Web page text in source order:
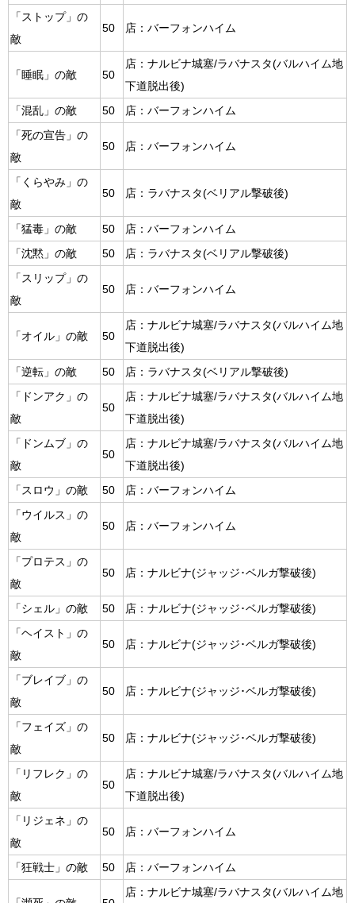
「ストップ」の
敵
50 店：バーフォンハイム
「睡眠」の敵 50
店：ナルビナ城塞/ラバナスタ(バルハイム地
下道脱出後)
「混乱」の敵
50
店：バーフォンハイム
「死の宣告」の
敵
50 店：バーフォンハイム
「くらやみ」の
敵
50 店：ラバナスタ(ベリアル撃破後)
「猛毒」の敵 50
店：バーフォンハイム
「沈黙」の敵
50
店：ラバナスタ(ベリアル撃破後)
「スリップ」の
敵
50 店：バーフォンハイム
「オイル」の敵 50
店：ナルビナ城塞/ラバナスタ(バルハイム地
下道脱出後)
「逆転」の敵
50
店：ラバナスタ(ベリアル撃破後)
「ドンアク」の
敵
50
店：ナルビナ城塞/ラバナスタ(バルハイム地
下道脱出後)
「ドンムブ」の
敵
50
店：ナルビナ城塞/ラバナスタ(バルハイム地
下道脱出後)
「スロウ」の敵
50
店：バーフォンハイム
「ウイルス」の
敵
50 店：バーフォンハイム
「プロテス」の
敵
50 店：ナルビナ(ジャッジ･ベルガ撃破後)
「シェル」の敵 50
店：ナルビナ(ジャッジ･ベルガ撃破後)
「ヘイスト」の
敵
50 店：ナルビナ(ジャッジ･ベルガ撃破後)
「ブレイブ」の
敵
50 店：ナルビナ(ジャッジ･ベルガ撃破後)
「フェイズ」の
敵
50 店：ナルビナ(ジャッジ･ベルガ撃破後)
「リフレク」の
敵
50
店：ナルビナ城塞/ラバナスタ(バルハイム地
下道脱出後)
「リジェネ」の
敵
50 店：バーフォンハイム
「狂戦士」の敵 50 店：バーフォンハイム
店：ナルビナ城塞/ラバナスタ(バルハイム地